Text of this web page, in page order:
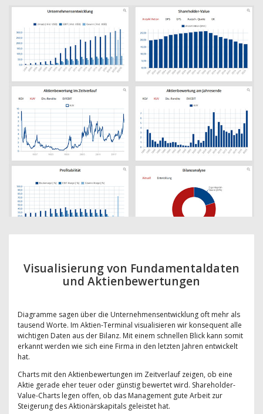
Visualisierung von Fundamentaldaten
und Aktienbewertungen
Diagramme sagen über die Unternehmensentwicklung oft mehr als
tausend Worte. Im Aktien-Terminal visualisieren wir konsequent alle
wichtigen Daten aus der Bilanz. Mit einem schnellen Blick kann somit
erkannt werden wie sich eine Firma in den letzten Jahren entwickelt
hat.
Charts mit den Aktienbewertungen im Zeitverlauf zeigen, ob eine
Aktie gerade eher teuer oder günstig bewertet wird. Shareholder-
Value-Charts legen offen, ob das Management gute Arbeit zur
Steigerung des Aktionärskapitals geleistet hat.